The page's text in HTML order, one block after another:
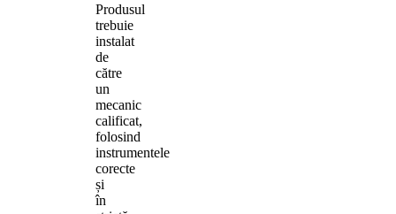
Produsul
trebuie
instalat
de
către
un
mecanic
calificat,
folosind
instrumentele
corecte
și
în